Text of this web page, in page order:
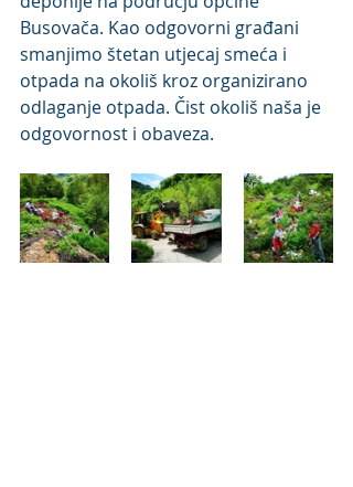
Busovača. Kao odgovorni građani
smanjimo štetan utjecaj smeća i
otpada na okoliš kroz organizirano
odlaganje otpada. Čist okoliš naša je
odgovornost i obaveza.